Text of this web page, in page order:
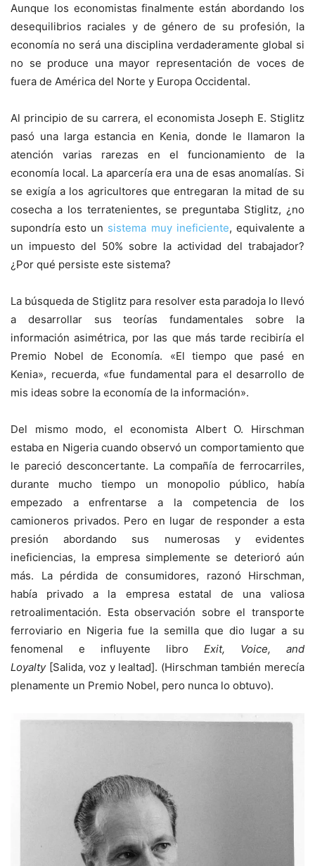
Aunque los economistas finalmente están abordando los
desequilibrios raciales y de género de su profesión, la
economía no será una disciplina verdaderamente global si
no se produce una mayor representación de voces de
fuera de América del Norte y Europa Occidental.
Al principio de su carrera, el economista Joseph E. Stiglitz
pasó una larga estancia en Kenia, donde le llamaron la
atención varias rarezas en el funcionamiento de la
economía local. La aparcería era una de esas anomalías. Si
se exigía a los agricultores que entregaran la mitad de su
cosecha a los terratenientes, se preguntaba Stiglitz, ¿no
supondría esto un sistema muy ineficiente, equivalente a
un impuesto del 50% sobre la actividad del trabajador?
¿Por qué persiste este sistema?
La búsqueda de Stiglitz para resolver esta paradoja lo llevó
a desarrollar sus teorías fundamentales sobre la
información asimétrica, por las que más tarde recibiría el
Premio Nobel de Economía. «El tiempo que pasé en
Kenia», recuerda, «fue fundamental para el desarrollo de
mis ideas sobre la economía de la información».
Del mismo modo, el economista Albert O. Hirschman
estaba en Nigeria cuando observó un comportamiento que
le pareció desconcertante. La compañía de ferrocarriles,
durante mucho tiempo un monopolio público, había
empezado a enfrentarse a la competencia de los
camioneros privados. Pero en lugar de responder a esta
presión abordando sus numerosas y evidentes
ineficiencias, la empresa simplemente se deterioró aún
más. La pérdida de consumidores, razonó Hirschman,
había privado a la empresa estatal de una valiosa
retroalimentación. Esta observación sobre el transporte
ferroviario en Nigeria fue la semilla que dio lugar a su
fenomenal e influyente libro Exit, Voice, and
Loyalty[Salida, voz y lealtad]. (Hirschman también merecía
plenamente un Premio Nobel, pero nunca lo obtuvo).